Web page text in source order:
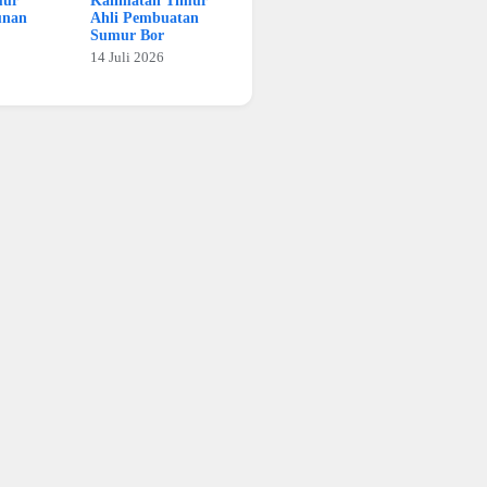
Ahli Pembuatan
Sumur Bor
14 Juli 2026